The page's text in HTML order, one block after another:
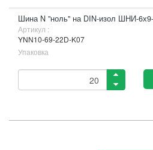
Шина N "ноль" на DIN-изол ШНИ-
Артикул :
YNN10-69-22D-K07
Упаковка